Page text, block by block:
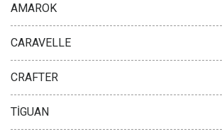
AMAROK
CARAVELLE
CRAFTER
TİGUAN